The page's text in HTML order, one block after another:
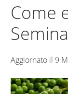
Come
Aggiornato il 9